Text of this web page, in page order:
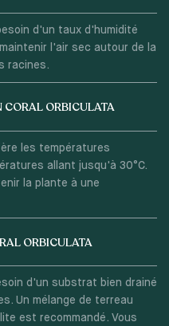
d'un taux d'humidité
l'air sec autour de la
racines.
CORAL ORBICULATA
les températures
allant jusqu'à 30°C.
la plante à une
ORBICULATA
d'un substrat bien drainé
Un mélange de terreau
est recommandé. Vous